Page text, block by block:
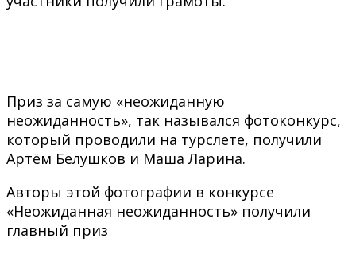
Приз за самую «неожиданную
неожиданность», так назывался фотоконкурс,
который проводили на турслете, получили
Артём Белушков и Маша Ларина.
Авторы этой фотографии в конкурсе
«Неожиданная неожиданность» получили
главный приз